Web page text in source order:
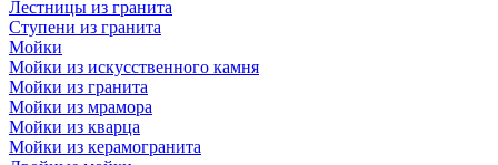
Лестницы из гранита
Ступени из гранита
Мойки
Мойки из искусственного камня
Мойки из гранита
Мойки из мрамора
Мойки из кварца
Мойки из керамогранита